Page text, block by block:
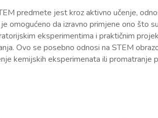
predmete jest kroz aktivno učenje,
omogućeno da izravno primjene ono što
eksperimentima i praktičnim
Ovo se posebno odnosi na STEM
kemijskih eksperimenata ili